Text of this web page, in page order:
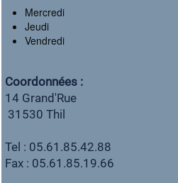
Mercredi
Jeudi
Vendredi
Coordonnées :
14 Grand'Rue
31530 Thil
Tel : 05.61.85.42.88
Fax : 05.61.85.19.66